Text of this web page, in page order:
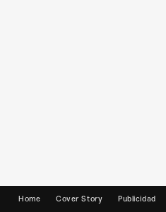
Home Cover Story Publicidad